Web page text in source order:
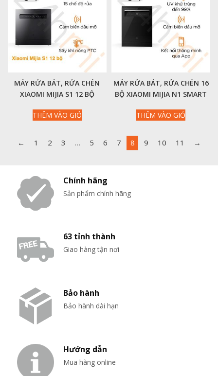
MÁY RỬA BÁT, RỬA CHÉN
XIAOMI MIJIA S1 12 BỘ
THÊM VÀO GIỎ
MÁY RỬA BÁT, RỬA CHÉN 16
BỘ XIAOMI MIJIA N1 SMART
THÊM VÀO GIỎ
← 1 2 3 … 5 6 7 8 9 10 11 →
Chính hãng
Sản phẩm chính hãng
63 tỉnh thành
Giao hàng tận nơi
Bảo hành
Bảo hành dài hạn
Hướng dẫn
Mua hàng online